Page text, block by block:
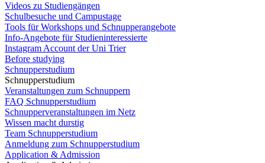
Videos zu Studiengängen
Schulbesuche und Campustage
Tools für Workshops und Schnupperangebote
Info-Angebote für Studieninteressierte
Instagram Account der Uni Trier
Before studying
Schnupperstudium
Schnupperstudium
Veranstaltungen zum Schnuppern
FAQ Schnupperstudium
Schnupperveranstaltungen im Netz
Wissen macht durstig
Team Schnupperstudium
Anmeldung zum Schnupperstudium
Application & Admission